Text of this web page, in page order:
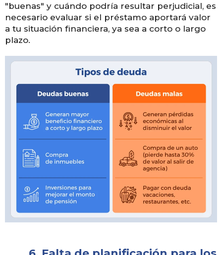
"buenas" y cuándo podría resultar perjudicial, es
necesario evaluar si el préstamo aportará valor
a tu situación financiera, ya sea a corto o largo
plazo.